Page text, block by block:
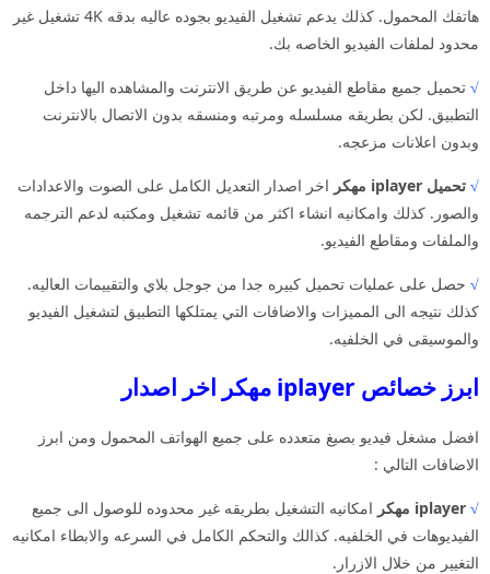
هاتفك المحمول. كذلك يدعم تشغيل الفيديو بجوده عاليه بدقه 4K تشغيل غير
محدود لملفات الفيديو الخاصه بك.
√ تحميل جميع مقاطع الفيديو عن طريق الانترنت والمشاهده اليها داخل
التطبيق. لكن بطريقه مسلسله ومرتبه ومنسقه بدون الاتصال بالانترنت
وبدون اعلانات مزعجه.
√ تحميل iplayer مهكر
اخر اصدار التعديل الكامل على الصوت والاعدادات
والصور. كذلك وامكانيه انشاء اكثر من قائمه تشغيل ومكتبه لدعم الترجمه
والملفات ومقاطع الفيديو.
√ حصل على عمليات تحميل كبيره جدا من جوجل بلاي والتقييمات العاليه.
كذلك نتيجه الى المميزات والاضافات التي يمتلكها التطبيق لتشغيل الفيديو
والموسيقى في الخلفيه.
ابرز خصائص iplayer مهكر اخر اصدار
افضل مشغل فيديو بصيغ متعدده على جميع الهواتف المحمول ومن ابرز
الاضافات التالي :
√ iplayer مهكر
امكانيه التشغيل بطريقه غير محدوده للوصول الى جميع
الفيديوهات في الخلفيه. كذالك والتحكم الكامل في السرعه والابطاء امكانيه
التغيير من خلال الازرار.